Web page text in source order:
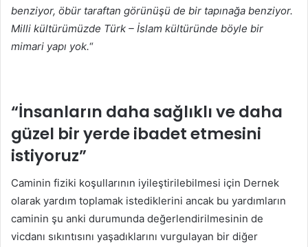
benziyor, öbür taraftan görünüşü de bir tapınağa benziyor.
Milli kültürümüzde Türk – İslam kültüründe böyle bir
mimari yapı yok.“
“İnsanların daha sağlıklı ve daha
güzel bir yerde ibadet etmesini
istiyoruz”
Caminin fiziki koşullarının iyileştirilebilmesi için Dernek
olarak yardım toplamak istediklerini ancak bu yardımların
caminin şu anki durumunda değerlendirilmesinin de
vicdanı sıkıntısını yaşadıklarını vurgulayan bir diğer